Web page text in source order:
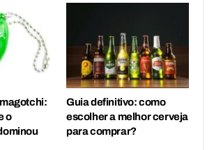
o
Guia definitivo: como
escolher a melhor cerveja
para comprar?